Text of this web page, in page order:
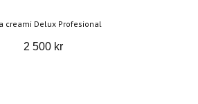
creami Delux Profesional
2 500 kr